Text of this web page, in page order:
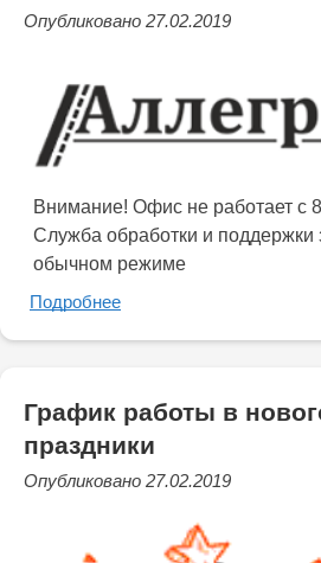
Опубликовано 27.02.2019
Внимание! Офис не работает с
Служба обработки и поддержки
обычном режиме
Подробнее
График работы в
праздники
Опубликовано 27.02.2019